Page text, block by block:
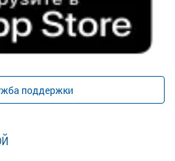
поддержки